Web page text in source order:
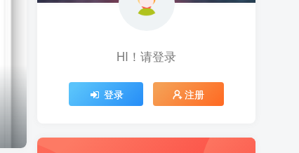
HI！请登录
登录 注册